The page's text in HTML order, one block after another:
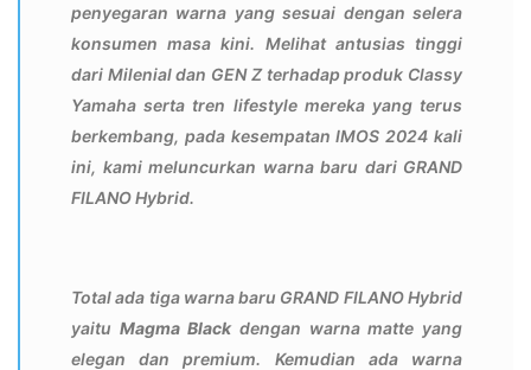
penyegaran warna yang sesuai dengan selera
konsumen masa kini. Melihat antusias tinggi
dari Milenial dan GEN Z terhadap produk Classy
Yamaha serta tren lifestyle mereka yang terus
berkembang, pada kesempatan IMOS 2024 kali
ini, kami meluncurkan warna baru dari GRAND
FILANO Hybrid.
Total ada tiga warna baru GRAND FILANO Hybrid
yaitu Magma Blackdengan warna matte yang
elegan dan premium. Kemudian ada warna